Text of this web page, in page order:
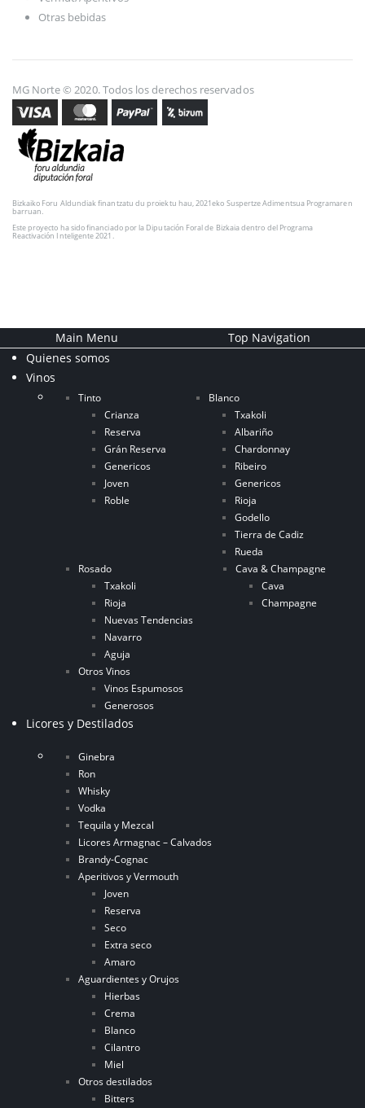
Otras bebidas
MG Norte © 2020. Todos los derechos reservados
Bizkaiko Foru Aldundiak finantzatu du proiektu hau, 2021eko Suspertze Adimentsua Programaren
barruan.
Este proyecto ha sido financiado por la Diputación Foral de Bizkaia dentro del Programa
Reactivación Inteligente 2021.
Main Menu
Top Navigation
Quienes somos
Vinos
Tinto
Crianza
Reserva
Grán Reserva
Genericos
Joven
Roble
Blanco
Txakoli
Albariño
Chardonnay
Ribeiro
Genericos
Rioja
Godello
Tierra de Cadiz
Rueda
Rosado
Txakoli
Rioja
Nuevas Tendencias
Navarro
Aguja
Cava & Champagne
Cava
Champagne
Otros Vinos
Vinos Espumosos
Generosos
Licores y Destilados
Ginebra
Ron
Whisky
Vodka
Tequila y Mezcal
Licores Armagnac – Calvados
Brandy-Cognac
Aperitivos y Vermouth
Joven
Reserva
Seco
Extra seco
Amaro
Aguardientes y Orujos
Hierbas
Crema
Blanco
Cilantro
Miel
Otros destilados
Bitters